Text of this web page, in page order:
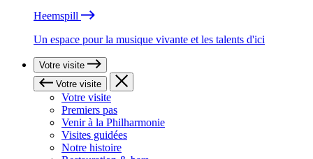
Heemspill
Un espace pour la musique vivante et les talents d'ici
Votre visite
Votre visite
Votre visite
Premiers pas
Venir à la Philharmonie
Visites guidées
Notre histoire